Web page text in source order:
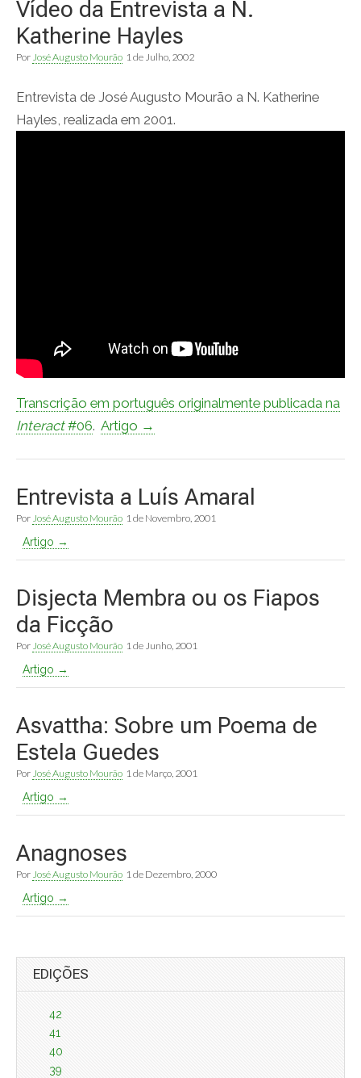
Vídeo da Entrevista a N.
Katherine Hayles
Por José Augusto Mourão 1 de Julho, 2002
Entrevista de José Augusto Mourão a N. Katherine
Hayles, realizada em 2001.
Transcrição em português originalmente publicada na
Interact#06. Artigo →
Entrevista a Luís Amaral
Por José Augusto Mourão 1 de Novembro, 2001
Artigo →
Disjecta Membra ou os Fiapos
da Ficção
Por José Augusto Mourão 1 de Junho, 2001
Artigo →
Asvattha: Sobre um Poema de
Estela Guedes
Por José Augusto Mourão 1 de Março, 2001
Artigo →
Anagnoses
Por José Augusto Mourão 1 de Dezembro, 2000
Artigo →
EDIÇÕES
42
41
40
39